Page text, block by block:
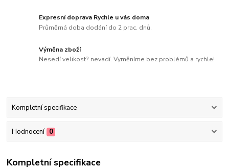
Expresní doprava Rychle u vás doma
Průměrná doba dodání do 2 prac. dnů.
Výměna zboží
Nesedí velikost? nevadí. Vyměníme bez problémů a rychle!
Kompletní specifikace
Hodnocení 0
Kompletní specifikace